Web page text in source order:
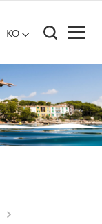
KO